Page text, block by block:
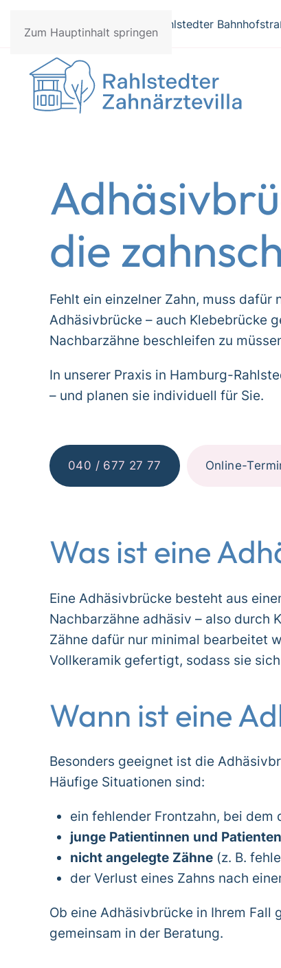
Zum Hauptinhalt springen
Rahlstedter
die
Fehlt ein einzelner Zahn, muss
Adhäsivbrücke – auch Klebebrücke
Nachbarzähne beschleifen zu
In unserer Praxis in Hamburg-
– und planen sie individuell für Sie.
040 / 677 27 77 Online-
Was ist eine
Eine Adhäsivbrücke besteht aus
Nachbarzähne adhäsiv – also durch
Zähne dafür nur minimal bearbeitet
Vollkeramik gefertigt, sodass sie
Wann ist eine
Besonders geeignet ist die
Häufige Situationen sind:
ein fehlender Frontzahn, bei
junge Patientinnen und Patienten
nicht angelegte Zähne (z. B.
der Verlust eines Zahns nach
Ob eine Adhäsivbrücke in Ihrem
gemeinsam in der Beratung.